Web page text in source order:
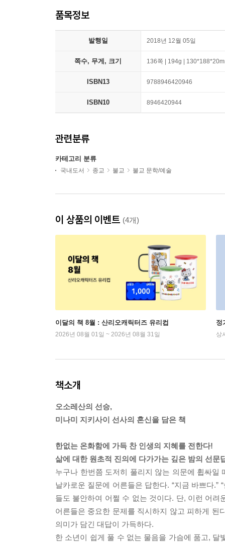
품목정보
발행일 2018년 12월 05일
쪽수, 무게, 크기 136쪽 | 194g |
ISBN13 9788946420946
ISBN10 8946420944
관련분류
카테고리 분류
국내도서 종교 불교 불교 문학/예술
이 상품의 이벤트 (4개)
이달의 책 8월 : 산리오캐릭터즈 유리컵
2026년 08월 01일 ~ 2026년 08월 31일
정
상
책소개
오소레산의 선승,
미나미 지키사이 선사의 혼신을 담은 책
한없는 온화함에 가득 찬 인생의 지혜를 전한다!
삶에 대한 원초적 진의에 다가가는 깊은 밤의 선문
누구나 한번쯤 도저히 풀리지 않는 의문에 휩싸일
날카로운 질문에 어른들은 답한다. “지금 바쁘다.”
들도 불안하여 어쩔 수 없는 것이다. 단, 이런 어려
어른들은 중요한 문제를 직시하지 않고 피하게
의미가 담긴 대답이 가득하다.
한 소년이 쉽게 풀 수 없는 물음을 가슴에 품고,